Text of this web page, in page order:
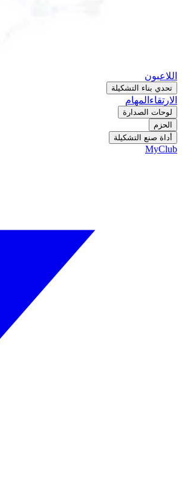
اللاعبون
تحدي بناء التشكيلة
الارتقاء المهام
لوحات الصدارة
الحزم
أداة صنع التشكيلة
MyClub